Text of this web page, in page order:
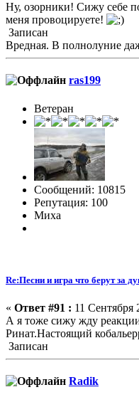
Ну, озорники! Сижу себе
меня провоцируете!
Записан
Вредная. В полнолуние
ras199
Ветеран
Сообщений: 10815
Репутация: 100
Миха
Re:Песни и игра что берут за
« Ответ #91 : 11 Сентября
А я тоже сижу жду
Ринат.Настоящий
Записан
Radik